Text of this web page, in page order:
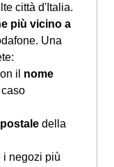
città d'Italia.
più vicino a
Una
il nome
della
i negozi più